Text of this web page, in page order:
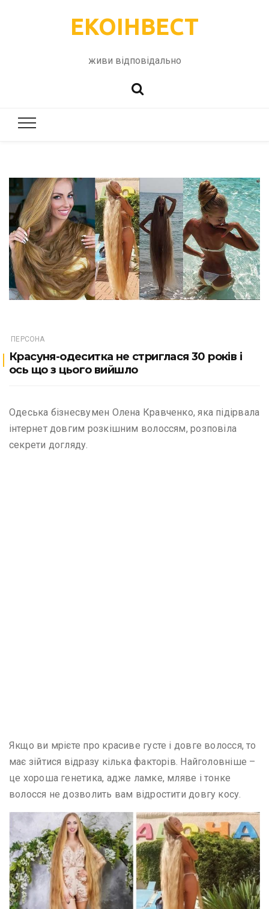
ЕКОІНВЕСТ
живи відповідально
ПЕРСОНА
Красуня-одеситка не ​​стриглася 30 років і
ось що з цього вийшло
Одеська бізнесвумен Олена Кравченко, яка підірвала
інтернет довгим розкішним волоссям, розповіла
секрети догляду.
Якщо ви мрієте про красиве густе і довге волосся, то
має зійтися відразу кілька факторів. Найголовніше –
це хороша генетика, адже ламке, мляве і тонке
волосся не дозволить вам відростити довгу косу.